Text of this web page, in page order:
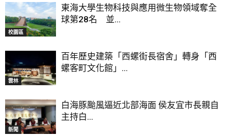
校園區
東海大學生物科技與應用微生物領域奪全
球第28名 並...
雲林
百年歷史建築「西螺街長宿舍」轉身「西
螺客町文化館」...
新聞
白海豚颱風逼近北部海面 侯友宜市長親自
主持白...